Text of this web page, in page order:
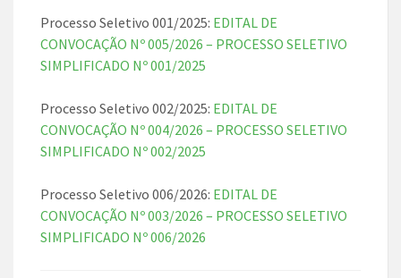
Processo Seletivo 001/2025: EDITAL DE
CONVOCAÇÃO Nº 005/2026 – PROCESSO SELETIVO
SIMPLIFICADO Nº 001/2025
Processo Seletivo 002/2025: EDITAL DE
CONVOCAÇÃO Nº 004/2026 – PROCESSO SELETIVO
SIMPLIFICADO Nº 002/2025
Processo Seletivo 006/2026: EDITAL DE
CONVOCAÇÃO Nº 003/2026 – PROCESSO SELETIVO
SIMPLIFICADO Nº 006/2026